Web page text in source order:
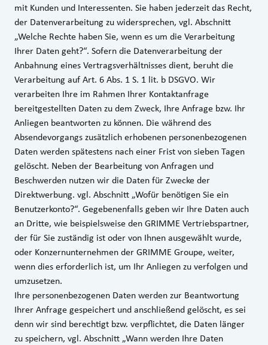
mit Kunden und Interessenten. Sie haben jederzeit das Recht,
der Datenverarbeitung zu widersprechen, vgl. Abschnitt
„Welche Rechte haben Sie, wenn es um die Verarbeitung
Ihrer Daten geht?“. Sofern die Datenverarbeitung der
Anbahnung eines Vertragsverhältnisses dient, beruht die
Verarbeitung auf Art. 6 Abs. 1 S. 1 lit. b DSGVO. Wir
verarbeiten Ihre im Rahmen Ihrer Kontaktanfrage
bereitgestellten Daten zu dem Zweck, Ihre Anfrage bzw. Ihr
Anliegen beantworten zu können. Die während des
Absendevorgangs zusätzlich erhobenen personenbezogenen
Daten werden spätestens nach einer Frist von sieben Tagen
gelöscht. Neben der Bearbeitung von Anfragen und
Beschwerden nutzen wir die Daten für Zwecke der
Direktwerbung. vgl. Abschnitt „Wofür benötigen Sie ein
Benutzerkonto?“. Gegebenenfalls geben wir Ihre Daten auch
an Dritte, wie beispielsweise den GRIMME Vertriebspartner,
der für Sie zuständig ist oder von Ihnen ausgewählt wurde,
oder Konzernunternehmen der GRIMME Groupe, weiter,
wenn dies erforderlich ist, um Ihr Anliegen zu verfolgen und
umzusetzen.
Ihre personenbezogenen Daten werden zur Beantwortung
Ihrer Anfrage gespeichert und anschließend gelöscht, es sei
denn wir sind berechtigt bzw. verpflichtet, die Daten länger
zu speichern, vgl. Abschnitt „Wann werden Ihre Daten